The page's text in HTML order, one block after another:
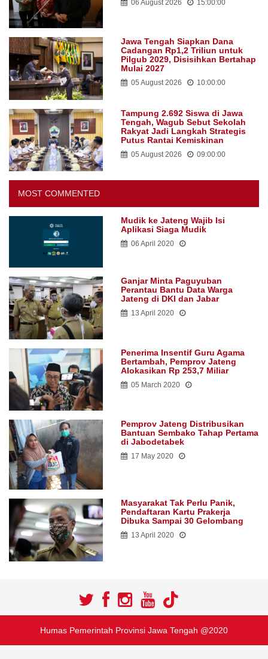
06 August 2026 15:00:00
Jawa Tengah Siapkan Dana
Cadangan Rp1,2 Triliun untuk
Pilgub 2029, Disisihkan Bertahap
Mulai 2027
05 August 2026 10:00:00
Tampung 2.692 Siswa di Jawa
Tengah, Wagub Sebut Sekolah
Rakyat Jadi Langkah Strategis
Putus Rantai Kemiskinan
05 August 2026 09:00:00
MOST COMMENTED
Mudik ke Jateng Wajib Isi
Aplikasi Siaga Mudik
06 April 2020
Ganjar Minta Paguyuban
Perantau Bantu Data Warga
Jateng di DKI dan Jabar
13 April 2020
Penerima Insentif Guru Agama
Bertambah, Pemprov Jateng
Alokasikan Rp 253,7 Miliar
05 March 2020
Pemprov Jateng Distribusikan
Bantuan Sembako Tahap Pertama
di Jabodetabek
17 May 2020
Masyarakat Tak Perlu Panik,
Pendaftaran Kartu Prakerja
Dibuka Sampai 30 Gelombang
13 April 2020
Humas Pemerintah Provinsi Jawa Tengah @2020